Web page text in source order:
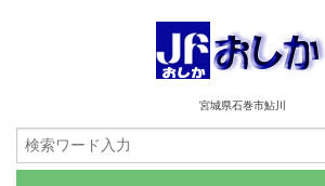
宮城県石巻市鮎川